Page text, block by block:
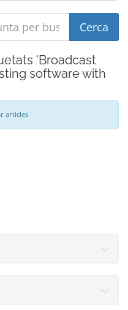
'Broadcast
software with
articles